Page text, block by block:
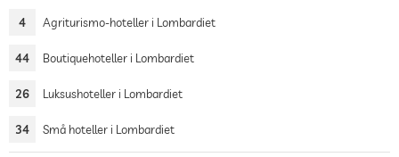
4 Agriturismo-hoteller i Lombardiet
44 Boutiquehoteller i Lombardiet
26 Luksushoteller i Lombardiet
34 Små hoteller i Lombardiet